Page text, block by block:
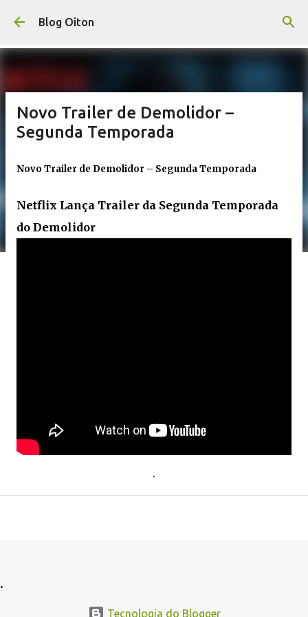
Pular para o conteúdo principal
Blog Oiton
Novo Trailer de Demolidor –
Segunda Temporada
Novo Trailer de Demolidor – Segunda Temporada
Netflix Lança Trailer da Segunda Temporada
do Demolidor
.
.
Tecnologia do Blogger